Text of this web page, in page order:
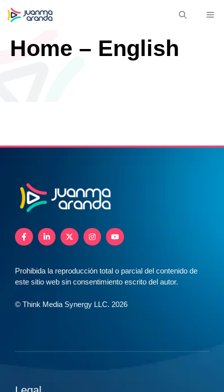
Saltar
Home – English
Prohibida la reproducción total o parcial del contenido de
este sitio web sin consentimiento escrito del autor.
© Think Media Synergy LLC. 2026